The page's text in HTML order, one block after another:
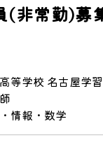
(非常勤)募
等学校 名古屋学
情報・数学